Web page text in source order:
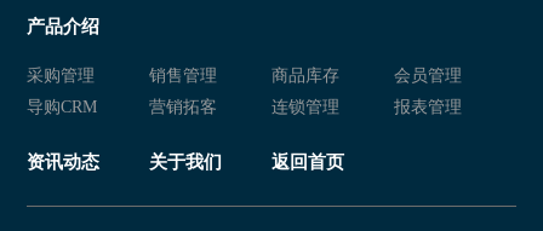
产品介绍
采购管理 销售管理 商品库存
会员管理
导购CRM
营销拓客 连锁管理 报表管理
资讯动态 关于我们 返回首页